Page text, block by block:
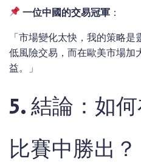
一位中國的交易冠軍 ：
「市場變化太快，我的策略
低風險交易，而在歐美市場加
益。」
5. 結論：如
比賽中勝出？